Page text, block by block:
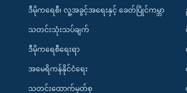
ဒီမိုကရေစီ၊ လူ့အခွင့်အရေးနှင့် ခေတ်ပြိုင်ကမ္ဘာ
သတင်းသုံးသပ်ချက်
ဒီမိုကရေစီရေးရာ
အမေရိကန်နိုင်ငံရေး
သတင်းထောက်မှတ်စု